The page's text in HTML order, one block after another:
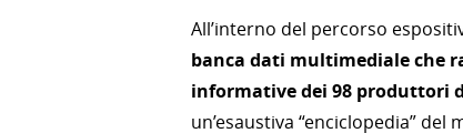
All’interno del percorso
banca dati multimediale che
informative dei 98 produttori
un’esaustiva “enciclopedia”